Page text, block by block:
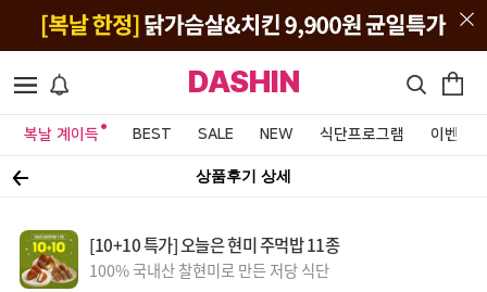
DASHIN
복날 계이득 BEST SALE NEW 식단프로그램 이벤트&
상품후기 상세
[10+10 특가] 오늘은 현미 주먹밥 11종
100% 국내산 찰현미로 만든 저당 식단